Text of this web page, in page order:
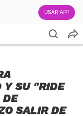
USAR APP
Y SU "RIDE
SALIR DE